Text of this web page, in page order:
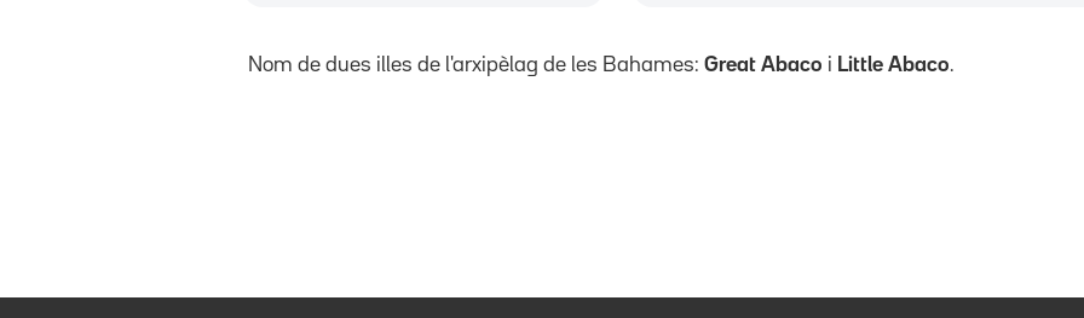
Nom de dues illes de l'arxipèlag de les Bahames: Great Abaco i Little Abaco.